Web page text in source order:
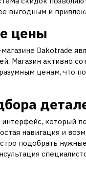
выгодным и
цены
Dakotrade
Магазин активно
ценам, что
который
навигация и
подобрать